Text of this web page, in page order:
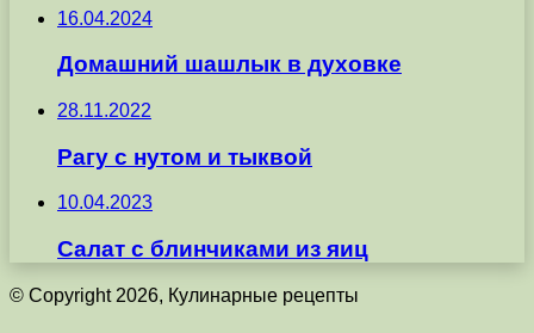
16.04.2024
Домашний шашлык в духовке
28.11.2022
Рагу с нутом и тыквой
10.04.2023
Салат с блинчиками из яиц
© Copyright 2026, Кулинарные рецепты